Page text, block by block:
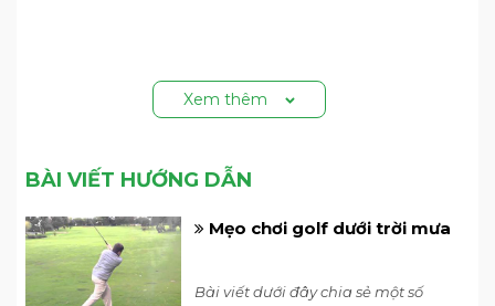
Xem thêm
BÀI VIẾT HƯỚNG DẪN
Mẹo chơi golf dưới trời mưa
Bài viết dưới đây chia sẻ một số